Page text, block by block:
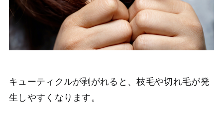
キューティクルが剥がれると、枝毛や切れ毛が発
生しやすくなります。